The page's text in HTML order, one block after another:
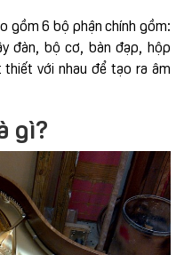
gồm 6 bộ phận chính gồm:
đàn, bộ cơ, bàn đạp, hộp
thiết với nhau để tạo ra âm
gì?